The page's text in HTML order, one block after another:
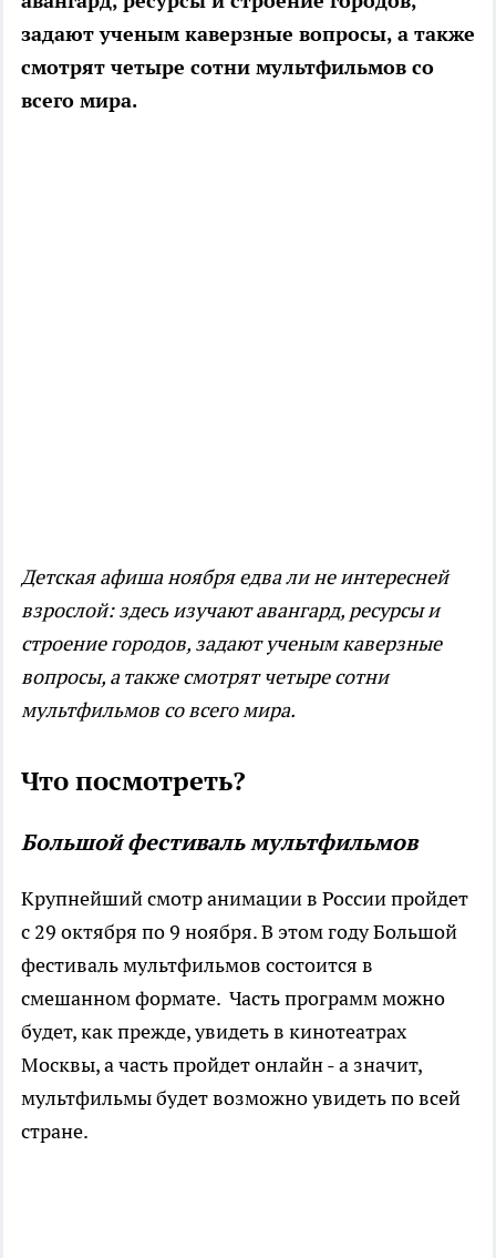
задают ученым каверзные вопросы, а также
смотрят четыре сотни мультфильмов со
всего мира.
Детская афиша ноября едва ли не интересней
взрослой: здесь изучают авангард, ресурсы и
строение городов, задают ученым каверзные
вопросы, а также смотрят четыре сотни
мультфильмов со всего мира.
Что посмотреть?
Большой фестиваль мультфильмов
Крупнейший смотр анимации в России пройдет
с 29 октября по 9 ноября. В этом году Большой
фестиваль мультфильмов состоится в
смешанном формате. Часть программ можно
будет, как прежде, увидеть в кинотеатрах
Москвы, а часть пройдет онлайн - а значит,
мультфильмы будет возможно увидеть по всей
стране.